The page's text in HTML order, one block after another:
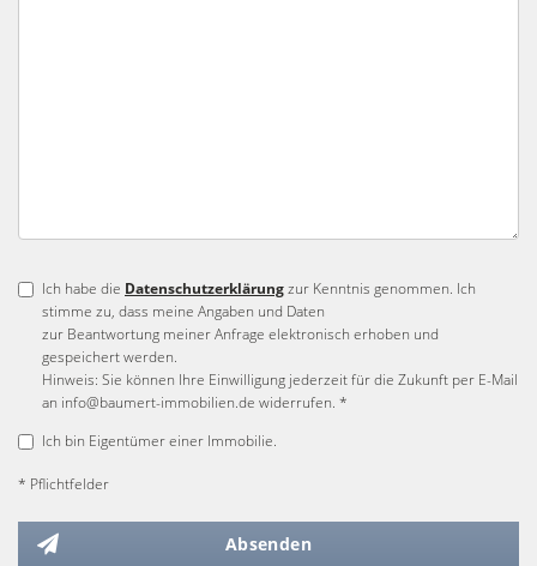
Ich habe die Datenschutzerklärungzur Kenntnis genommen. Ich
stimme zu, dass meine Angaben und Daten
zur Beantwortung meiner Anfrage elektronisch erhoben und
gespeichert werden.
Hinweis: Sie können Ihre Einwilligung jederzeit für die Zukunft per E-Mail
an info@baumert-immobilien.de widerrufen. *
Ich bin Eigentümer einer Immobilie.
* Pflichtfelder
Absenden